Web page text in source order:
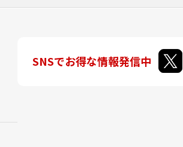
SNSでお得な情報発信中